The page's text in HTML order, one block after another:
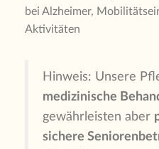
bei Alzheimer,
Aktivitäten
Hinweis: Unsere
medizinische
gewährleisten aber
sichere